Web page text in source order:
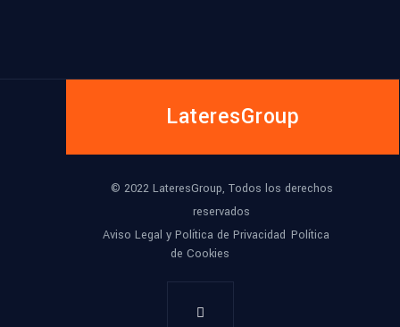
LateresGroup
© 2022 LateresGroup, Todos los derechos
reservados
Aviso Legal y Política de Privacidad Política
de Cookies